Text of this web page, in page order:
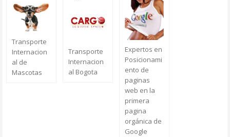
Transporte
Internacion
al de
Mascotas
Transporte
Internacion
al Bogota
Expertos en
Posicionami
ento de
paginas
web en la
primera
pagina
orgánica de
Google